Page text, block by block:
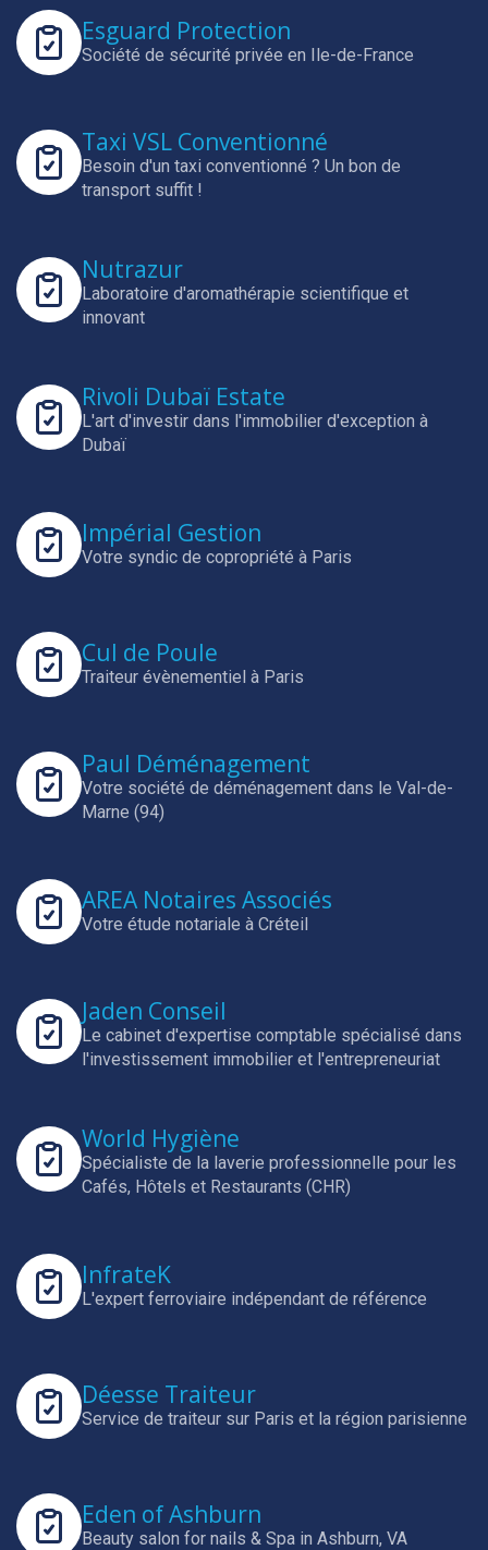
Esguard Protection
Société de sécurité privée en Ile-de-France
Taxi VSL Conventionné
Besoin d'un taxi conventionné ? Un bon de
transport suffit !
Nutrazur
Laboratoire d'aromathérapie scientifique et
innovant
Rivoli Dubaï Estate
L'art d'investir dans l'immobilier d'exception à
Dubaï
Impérial Gestion
Votre syndic de copropriété à Paris
Cul de Poule
Traiteur évènementiel à Paris
Paul Déménagement
Votre société de déménagement dans le Val-de-
Marne (94)
AREA Notaires Associés
Votre étude notariale à Créteil
Jaden Conseil
Le cabinet d'expertise comptable spécialisé dans
l'investissement immobilier et l'entrepreneuriat
World Hygiène
Spécialiste de la laverie professionnelle pour les
Cafés, Hôtels et Restaurants (CHR)
InfrateK
L'expert ferroviaire indépendant de référence
Déesse Traiteur
Service de traiteur sur Paris et la région parisienne
Eden of Ashburn
Beauty salon for nails & Spa in Ashburn, VA